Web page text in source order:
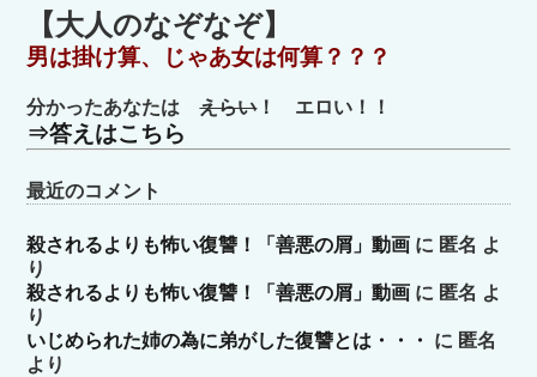
ゴ
リ
ー
【大人のなぞなぞ】
男は掛け算、じゃあ女は何算？？？
分かったあなたはえらい！ エロい！！
⇒答えはこちら
最近のコメント
殺されるよりも怖い復讐！「善悪の屑」動画 に 匿名 よ
り
殺されるよりも怖い復讐！「善悪の屑」動画 に 匿名 よ
り
いじめられた姉の為に弟がした復讐とは・・・
に 匿名
より